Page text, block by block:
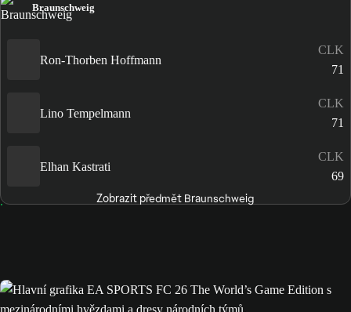
Braunschweig
Ron-Thorben Hoffmann
CLK
71
Lino Tempelmann
CLK
71
Elhan Kastrati
CLK
69
Zobrazit předmět Braunschweig